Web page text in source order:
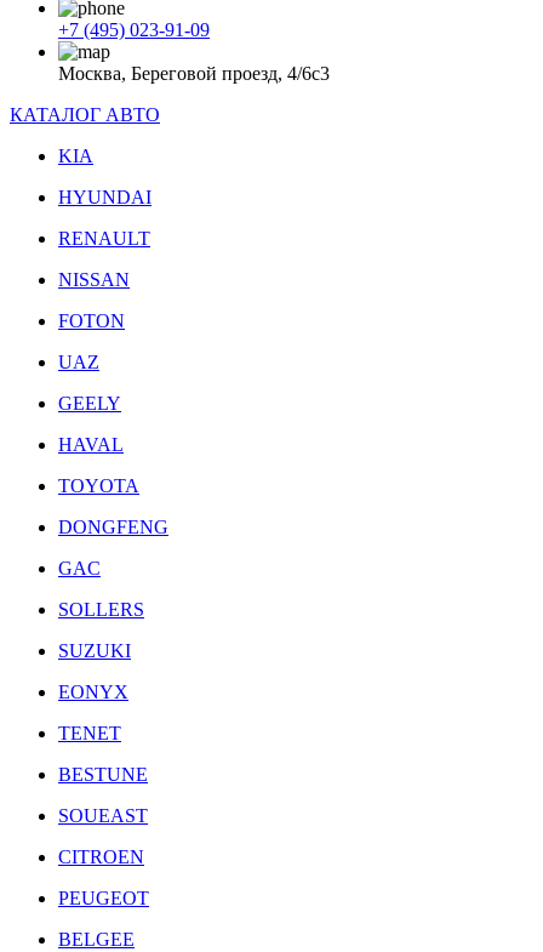
+7 (495) 023-91-09
Москва, Береговой проезд, 4/6с3
КАТАЛОГ АВТО
KIA
HYUNDAI
RENAULT
NISSAN
FOTON
UAZ
GEELY
HAVAL
TOYOTA
DONGFENG
GAC
SOLLERS
SUZUKI
EONYX
TENET
BESTUNE
SOUEAST
CITROEN
PEUGEOT
BELGEE